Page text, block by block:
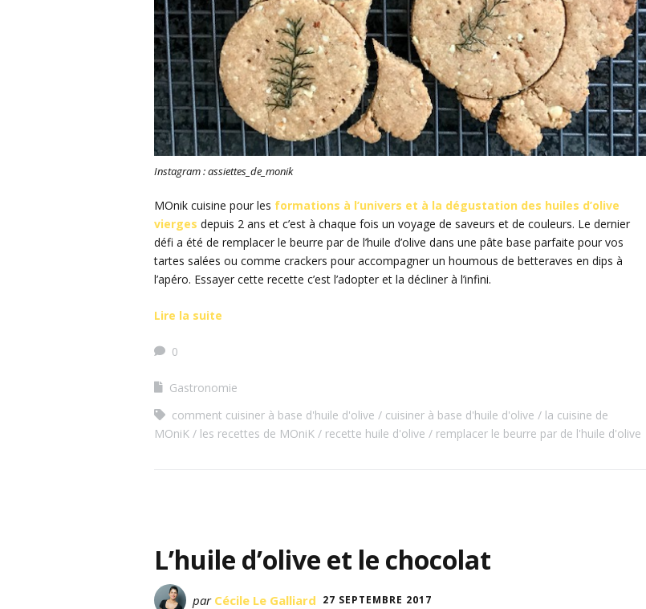
Instagram : assiettes_de_monik
MOnik cuisine pour les formations à l’univers et à la dégustation des huiles d’olive
vierges depuis 2 ans et c’est à chaque fois un voyage de saveurs et de couleurs. Le dernier
défi a été de remplacer le beurre par de l’huile d’olive dans une pâte base parfaite pour vos
tartes salées ou comme crackers pour accompagner un houmous de betteraves en dips à
l’apéro. Essayer cette recette c’est l’adopter et la décliner à l’infini.
Lire la suite
0
Gastronomie
comment cuisiner à base d'huile d'olive
cuisiner à base d'huile d'olive
la cuisine de
MOniK
les recettes de MOniK recette huile d'olive remplacer le beurre par de l'huile d'olive
L’huile d’olive et le chocolat
par Cécile Le Galliard 27 SEPTEMBRE 2017